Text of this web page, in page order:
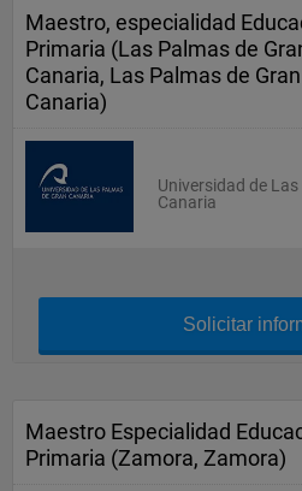
Maestro, especialidad
Primaria (Las Palmas de
Canaria, Las Palmas de Gran
Canaria)
Universidad de
Canaria
Solicitar
Maestro Especialidad
Primaria (Zamora, Zamora)